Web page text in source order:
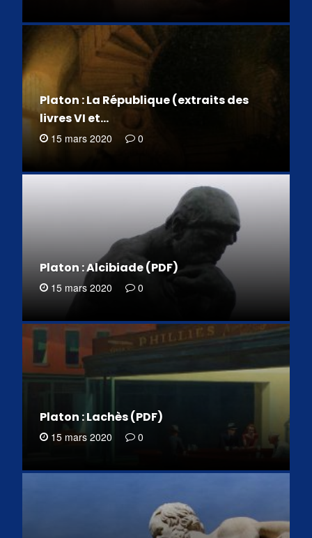
Platon : La République (extraits des
livres VI et…
15 mars 2020 0
Platon : Alcibiade (PDF)
15 mars 2020 0
Platon : Lachès (PDF)
15 mars 2020 0